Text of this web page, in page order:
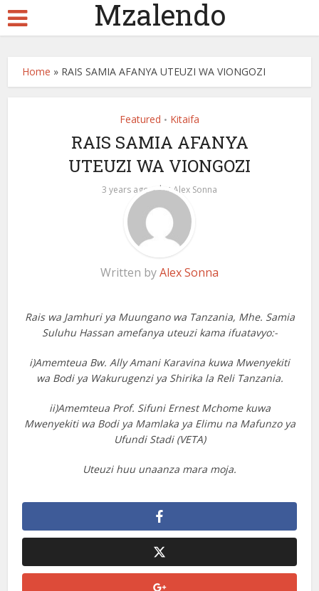
Mzalendo
Home » RAIS SAMIA AFANYA UTEUZI WA VIONGOZI
Featured • Kitaifa
RAIS SAMIA AFANYA
UTEUZI WA VIONGOZI
3 years ago by Alex Sonna
Written byAlex Sonna
Rais wa Jamhuri ya Muungano wa Tanzania, Mhe. Samia
Suluhu Hassan amefanya uteuzi kama ifuatavyo:-
i)Amemteua Bw. Ally Amani Karavina kuwa Mwenyekiti
wa Bodi ya Wakurugenzi ya Shirika la Reli Tanzania.
ii)Amemteua Prof. Sifuni Ernest Mchome kuwa
Mwenyekiti wa Bodi ya Mamlaka ya Elimu na Mafunzo ya
Ufundi Stadi (VETA)
Uteuzi huu unaanza mara moja.